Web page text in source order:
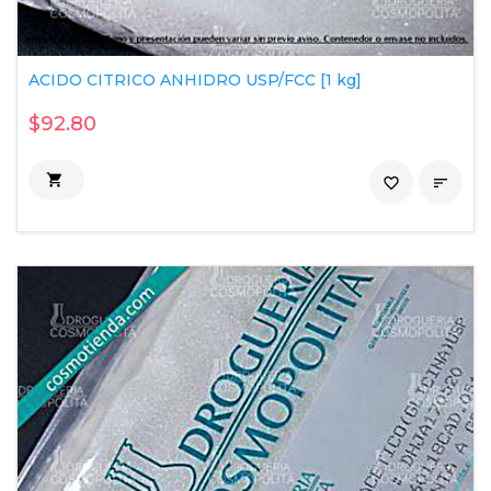
ACIDO CITRICO ANHIDRO USP/FCC [1 kg]
$92.80
 
favorite_border